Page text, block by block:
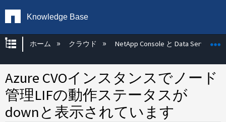
Knowledge Base
グローバル階層を展開/折りたたむ
ホーム クラウド NetApp Console と Data Services
Azure CVOインスタンスでノード
管理LIFの動作ステータスが
downと表示されています